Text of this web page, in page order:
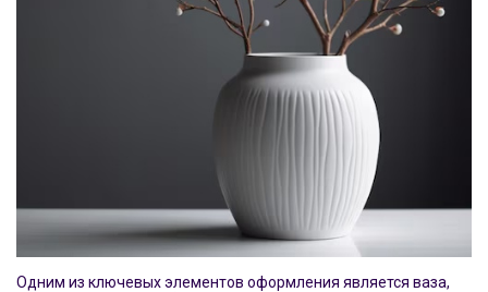
Одним из ключевых элементов оформления является ваза,